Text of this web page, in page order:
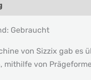
Gebraucht
von Sizzix gab es
mithilfe von